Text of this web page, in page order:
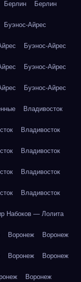
Берлин Берлин
Буэнос-Айрес
Буэнос-Айрес
Буэнос-Айрес
Буэнос-Айрес
Владивосток
Владивосток
Владивосток
Владивосток
Владивосток
Набоков — Лолита
Воронеж Воронеж
Воронеж Воронеж
Воронеж